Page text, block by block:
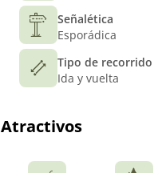
Señalética
Esporádica
Tipo de recorrido
Ida y vuelta
Atractivos